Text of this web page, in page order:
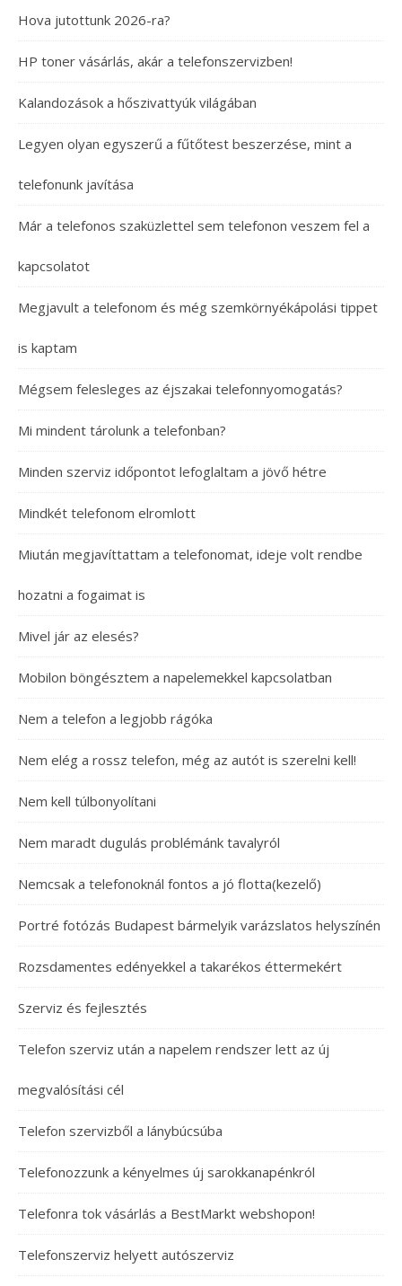
Hova jutottunk 2026-ra?
HP toner vásárlás, akár a telefonszervizben!
Kalandozások a hőszivattyúk világában
Legyen olyan egyszerű a fűtőtest beszerzése, mint a
telefonunk javítása
Már a telefonos szaküzlettel sem telefonon veszem fel a
kapcsolatot
Megjavult a telefonom és még szemkörnyékápolási tippet
is kaptam
Mégsem felesleges az éjszakai telefonnyomogatás?
Mi mindent tárolunk a telefonban?
Minden szerviz időpontot lefoglaltam a jövő hétre
Mindkét telefonom elromlott
Miután megjavíttattam a telefonomat, ideje volt rendbe
hozatni a fogaimat is
Mivel jár az elesés?
Mobilon böngésztem a napelemekkel kapcsolatban
Nem a telefon a legjobb rágóka
Nem elég a rossz telefon, még az autót is szerelni kell!
Nem kell túlbonyolítani
Nem maradt dugulás problémánk tavalyról
Nemcsak a telefonoknál fontos a jó flotta(kezelő)
Portré fotózás Budapest bármelyik varázslatos helyszínén
Rozsdamentes edényekkel a takarékos éttermekért
Szerviz és fejlesztés
Telefon szerviz után a napelem rendszer lett az új
megvalósítási cél
Telefon szervizből a lánybúcsúba
Telefonozzunk a kényelmes új sarokkanapénkról
Telefonra tok vásárlás a BestMarkt webshopon!
Telefonszerviz helyett autószerviz